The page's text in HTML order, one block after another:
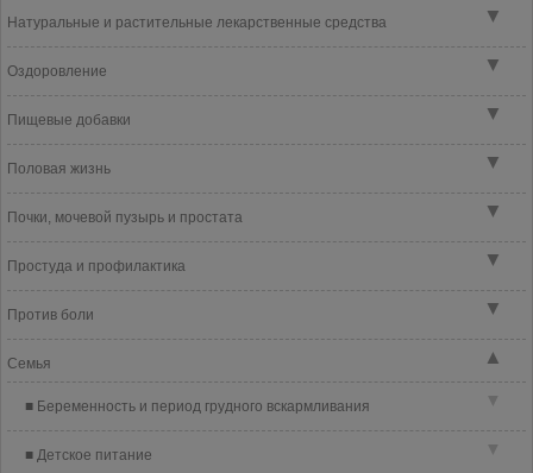
▼
Натуральные и растительные лекарственные средства
▼
Оздоровление
▼
Пищевые добавки
▼
Половая жизнь
▼
Почки, мочевой пузырь и простата
▼
Простуда и профилактика
▼
Против боли
▲
Семья
▼
Беременность и период грудного вскармливания
▼
Детское питание